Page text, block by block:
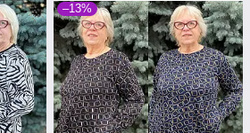
–13%